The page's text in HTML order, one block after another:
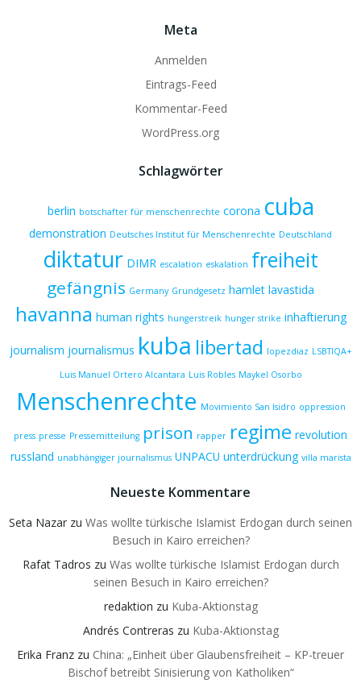
Meta
Anmelden
Eintrags-Feed
Kommentar-Feed
WordPress.org
Schlagwörter
berlin botschafter für menschenrechte corona cuba
demonstration Deutsches Institut für Menschenrechte Deutschland
diktatur DIMR escalation eskalation freiheit
gefängnis Germany Grundgesetz hamlet lavastida
havanna human rights hungerstreik hunger strike inhaftierung
journalism journalismus kuba libertad lopezdiaz LSBTIQA+
Luis Manuel Ortero Alcantara Luis Robles Maykel Osorbo
Menschenrechte Movimiento San Isidro oppression
press presse Pressemitteilung prison rapper regime revolution
russland unabhängiger journalismus UNPACU unterdrückung villa marista
Neueste Kommentare
Seta Nazar zu Was wollte türkische Islamist Erdogan durch seinen
Besuch in Kairo erreichen?
Rafat Tadros zu Was wollte türkische Islamist Erdogan durch
seinen Besuch in Kairo erreichen?
redaktion zu Kuba-Aktionstag
Andrés Contreras zu Kuba-Aktionstag
Erika Franz zu China: „Einheit über Glaubensfreiheit – KP-treuer
Bischof betreibt Sinisierung von Katholiken“